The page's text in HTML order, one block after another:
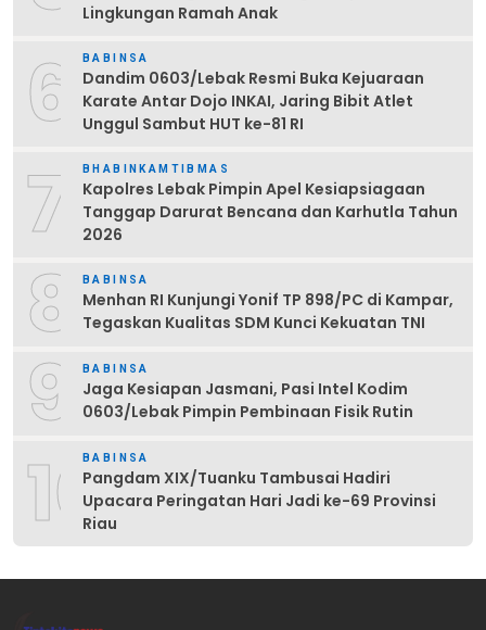
Lingkungan Ramah Anak
6 BABINSA
Dandim 0603/Lebak Resmi Buka Kejuaraan
Karate Antar Dojo INKAI, Jaring Bibit Atlet
Unggul Sambut HUT ke-81 RI
7 BHABINKAMTIBMAS
Kapolres Lebak Pimpin Apel Kesiapsiagaan
Tanggap Darurat Bencana dan Karhutla Tahun
2026
8 BABINSA
Menhan RI Kunjungi Yonif TP 898/PC di Kampar,
Tegaskan Kualitas SDM Kunci Kekuatan TNI
9 BABINSA
Jaga Kesiapan Jasmani, Pasi Intel Kodim
0603/Lebak Pimpin Pembinaan Fisik Rutin
10BABINSA
Pangdam XIX/Tuanku Tambusai Hadiri
Upacara Peringatan Hari Jadi ke-69 Provinsi
Riau